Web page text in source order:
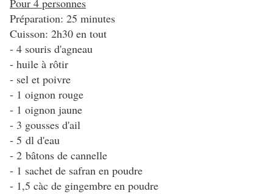
Pour 4 personnes
Préparation: 25 minutes
Cuisson: 2h30 en tout
- 4 souris d'agneau
- huile à rôtir
- sel et poivre
- 1 oignon rouge
- 1 oignon jaune
- 3 gousses d'ail
- 5 dl d'eau
- 2 bâtons de cannelle
- 1 sachet de safran en poudre
- 1,5 càc de gingembre en poudre